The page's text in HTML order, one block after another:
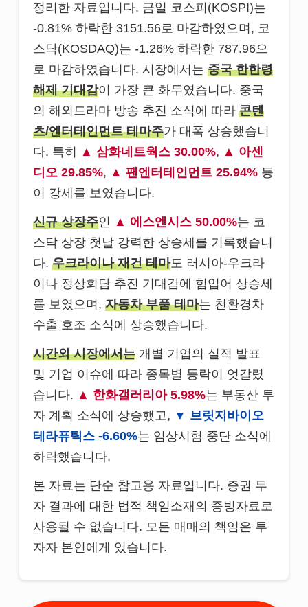
정리한 자료입니다. 금일 코스피(KOSPI)는
-0.81% 하락한 3151.56로 마감하였으며, 코
스닥(KOSDAQ)는 -1.26% 하락한 787.96으
로 마감하였습니다. 시장에서는 중국 한한령
해제 기대감이 가장 큰 화두였습니다. 중국
의 해외드라마 방송 추진 소식에 따라 콘텐
츠/엔터테인먼트 테마주가 대폭 상승했습니
다. 특히
삼화네트웍스 30.00%,
아센
디오 29.85%, 팬엔터테인먼트 25.94% 등
이 강세를 보였습니다.
신규 상장주인 에스엔시스 50.00%는 코
스닥 상장 첫날 강력한 상승세를 기록했습니
다. 우크라이나 재건 테마도 러시아-우크라
이나 정상회담 추진 기대감에 힘입어 상승세
를 보였으며, 자동차 부품 테마는 친환경차
수출 호조 소식에 상승했습니다.
시간외 시장에서는 개별 기업의 실적 발표
및 기업 이슈에 따라 종목별 등락이 엇갈렸
습니다.
한화갤러리아 5.98%는 부동산 투
자 계획 소식에 상승했고,
브릿지바이오
테라퓨틱스 -6.60%는 임상시험 중단 소식에
하락했습니다.
본 자료는 단순 참고용 자료입니다. 증권 투
자 결과에 대한 법적 책임소재의 증빙자료로
사용될 수 없습니다. 모든 매매의 책임은 투
자자 본인에게 있습니다.